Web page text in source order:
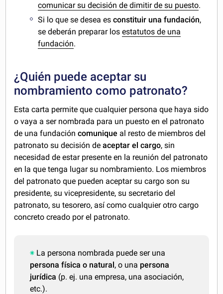
comunicar su decisión de dimitir de su puesto.
Si lo que se desea esconstituir una fundación,
se deberán preparar losestatutos de una
fundación.
¿Quién puede aceptar su
nombramiento como patronato?
Esta carta permite que cualquier persona que haya sido
o vaya a ser nombrada para un puesto en el patronato
de una fundacióncomunique al resto de miembros del
patronato su decisión deaceptar el cargo, sin
necesidad de estar presente en la reunión del patronato
en la que tenga lugar su nombramiento. Los miembros
del patronato que pueden aceptar su cargo son su
presidente, su vicepresidente, su secretario del
patronato, su tesorero, así como cualquier otro cargo
concreto creado por el patronato.
La persona nombrada puede ser una
persona física o natural, o una persona
jurídica (p. ej. una empresa, una asociación,
etc.).